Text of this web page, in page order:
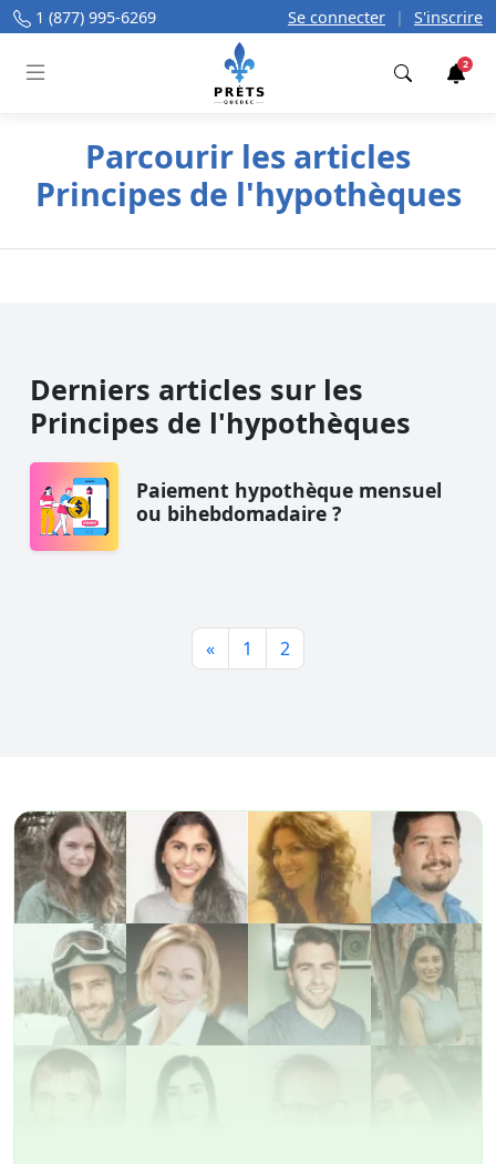
1 (877) 995-6269 Se connecter | S'inscrire
2
Parcourir les articles
Principes de l'hypothèques
Derniers articles sur les
Principes de l'hypothèques
Paiement hypothèque mensuel
ou bihebdomadaire ?
« 1 2